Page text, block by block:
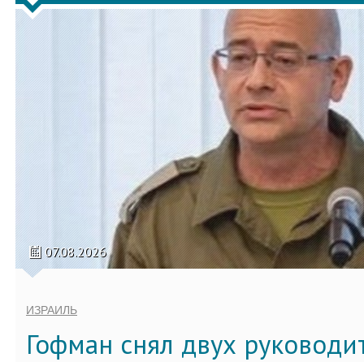
07.08.2026
ИЗРАИЛЬ
Гофман снял двух